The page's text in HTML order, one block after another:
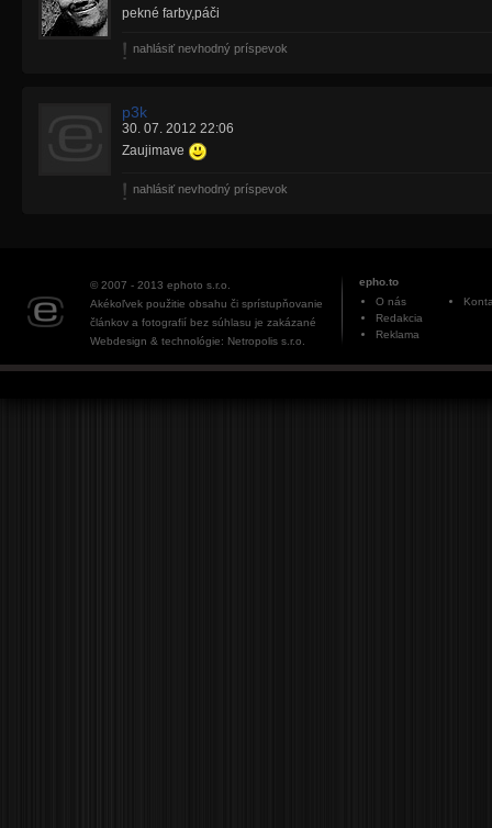
pekné farby,páči
nahlásiť nevhodný príspevok
p3k
30. 07. 2012 22:06
Zaujimave
nahlásiť nevhodný príspevok
© 2007 - 2013 ephoto s.r.o.
Akékoľvek použitie obsahu či sprístupňovanie
článkov a fotografií bez súhlasu je zakázané
Webdesign & technológie: Netropolis s.r.o.
epho.to
O nás
Redakcia
Reklama